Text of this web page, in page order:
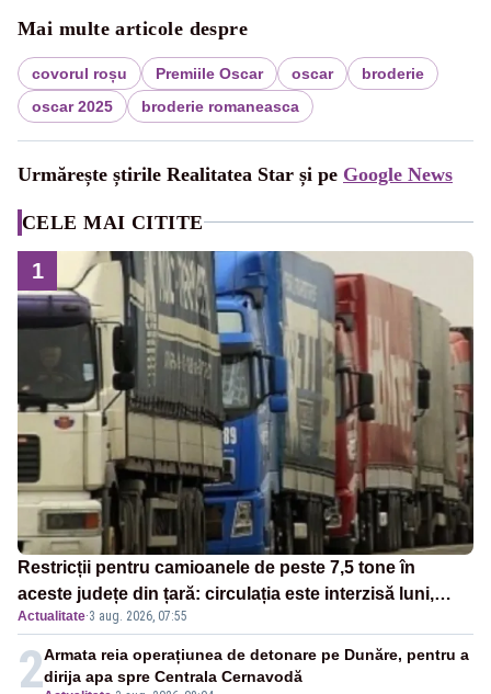
Mai multe articole despre
covorul roșu Premiile Oscar oscar
broderie
oscar 2025
broderie romaneasca
Urmărește știrile Realitatea Star și pe Google News
CELE MAI CITITE
1
Restricții pentru camioanele de peste 7,5 tone în
aceste județe din țară: circulația este interzisă luni,
între orele 12:00 și 20:00
Actualitate·3 aug. 2026, 07:55
2Armata reia operațiunea de detonare pe Dunăre, pentru a
dirija apa spre Centrala Cernavodă